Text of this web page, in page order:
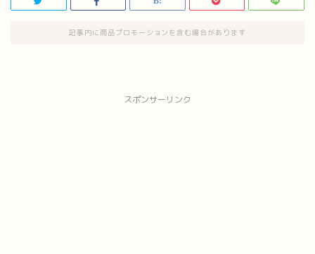
記事内に商品プロモーションを含む場合があります
スポンサーリンク